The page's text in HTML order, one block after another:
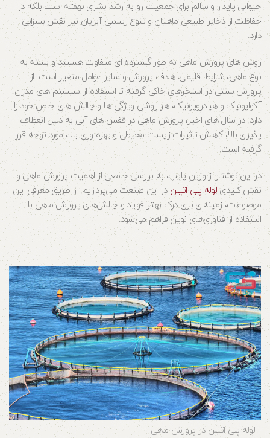
حیوانی پایدار و سالم برای جمعیت رو به رشد بشری نهفته است بلکه در
حفاظت از ذخایر طبیعی ماهیان و تنوع زیستی آبزیان نیز نقش بسزایی
دارد.
روش های پرورش ماهی به طور گسترده ای متفاوت هستند و بسته به
نوع ماهی، شرایط اقلیمی، هدف پرورش و سایر عوامل متغیر است. از
پرورش سنتی در استخرهای خاکی گرفته تا استفاده از سیستم های مدرن
آکواپونیک و هیدروپونیک، هر روشی ویژگی ها و چالش های خاص خود را
دارد. در سال های اخیر، پرورش ماهی در قفس های آبی به دلیل انعطاف
پذیری بالا، کاهش تاثیرات زیست محیطی و بهره وری بالا، مورد توجه قرار
گرفته است.
در این نوشتار از وزین پایپ، به بررسی جامعی از اهمیت پرورش ماهی و
نقش کلیدیلوله پلی اتیلن در این صنعت می‌پردازیم. از طریق معرفی این
موضوعات، زمینه‌ای برای درک بهتر فواید و چالش‌های پرورش ماهی با
استفاده از فناوری‌های نوین فراهم می‌شود.
لوله پلی اتیلن در پرورش ماهی